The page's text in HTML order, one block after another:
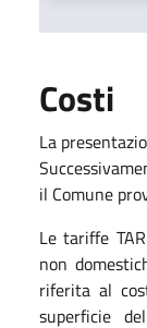
Costi
La
il Comune
Le tariffe
non
riferita al
superficie